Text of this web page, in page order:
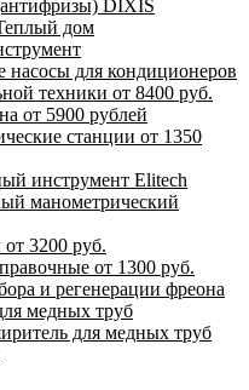
DIXIS
дом
насосы для кондиционеров
техники от 8400 руб.
от 5900 рублей
станции от 1350
инструмент Elitech
манометрический
3200 руб.
от 1300 руб.
и регенерации фреона
медных труб
для медных труб